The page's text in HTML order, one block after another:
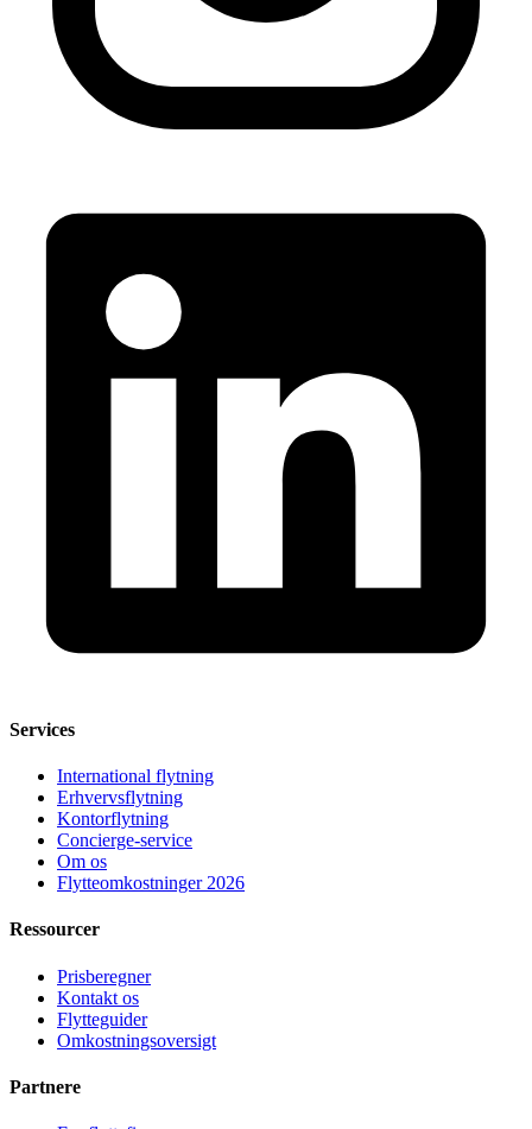
Services
International flytning
Erhvervsflytning
Kontorflytning
Concierge-service
Om os
Flytteomkostninger 2026
Ressourcer
Prisberegner
Kontakt os
Flytteguider
Omkostningsoversigt
Partnere